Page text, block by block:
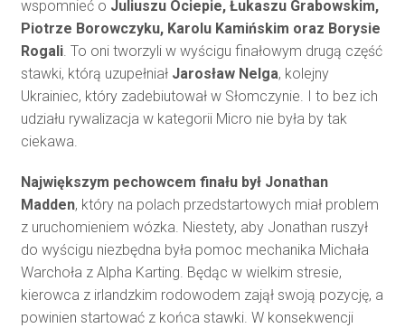
wspomnieć o Juliuszu Ociepie, Łukaszu Grabowskim,
Piotrze Borowczyku, Karolu Kamińskim oraz Borysie
Rogali. To oni tworzyli w wyścigu finałowym drugą część
stawki, którą uzupełniał Jarosław Nelga, kolejny
Ukrainiec, który zadebiutował w Słomczynie. I to bez ich
udziału rywalizacja w kategorii Micro nie była by tak
ciekawa.
Największym pechowcem finału był Jonathan
Madden, który na polach przedstartowych miał problem
z uruchomieniem wózka. Niestety, aby Jonathan ruszył
do wyścigu niezbędna była pomoc mechanika Michała
Warchoła z Alpha Karting. Będąc w wielkim stresie,
kierowca z irlandzkim rodowodem zajął swoją pozycję, a
powinien startować z końca stawki. W konsekwencji